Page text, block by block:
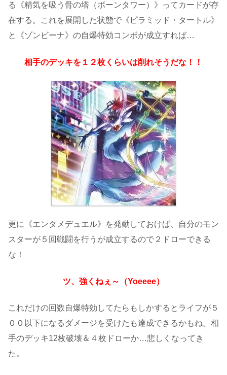
る《精気を吸う骨の塔（ボーンタワー）》ってカードが存
在する。これを展開した状態で《ピラミッド・タートル》
と《ゾンビーナ》の自爆特効コンボが成立すれば…
相手のデッキを１２枚くらいは削れそうだな！！
更に《エンタメデュエル》を発動しておけば、自分のモン
スターが５回戦闘を行うが成立するので２ドローできる
な！
ツ、強くねぇ～（Yoeeee）
これだけの回数自爆特効してたらもしかするとライフが５
００以下になるダメージを受けたも達成できるかもね。相
手のデッキ12枚破壊＆４枚ドローか…悲しくなってき
た。